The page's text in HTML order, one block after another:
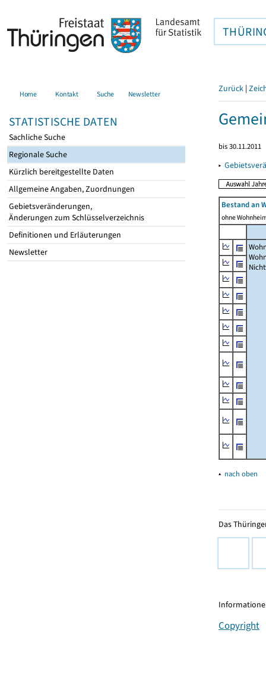
Home Kontakt Suche Newsletter
STATISTISCHE DATEN
Sachliche Suche
Regionale Suche
Kürzlich bereitgestellte Daten
Allgemeine Angaben, Zuordnungen
Gebietsveränderungen,
Änderungen zum Schlüsselverzeichnis
Definitionen und Erläuterungen
Newsletter
Zurück |
bis 30.11.2011
▸
Bestand an
ohne
▴ nach oben
Das
Copyright